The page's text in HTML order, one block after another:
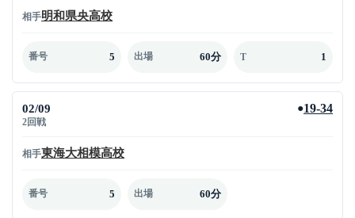
相手明和県央高校
番号 5 出場 60分 T 1
02/09
2回戦
●19-34
相手東海大相模高校
番号 5 出場 60分